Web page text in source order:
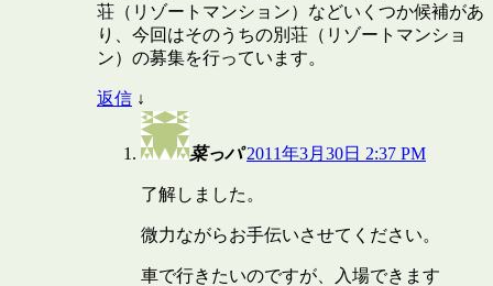
荘（リゾートマンション）などいくつか候補があ
り、今回はそのうちの別荘（リゾートマンショ
ン）の募集を行っています。
返信 ↓
菜っパ 2011年3月30日 2:37 PM
了解しました。
微力ながらお手伝いさせてください。
車で行きたいのですが、入場できます